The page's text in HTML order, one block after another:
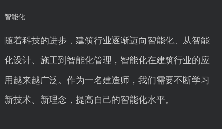
智能化
随着科技的进步，建筑行业逐渐迈向智能化。从智能
化设计、施工到智能化管理，智能化在建筑行业的应
用越来越广泛。作为一名建造师，我们需要不断学习
新技术、新理念，提高自己的智能化水平。